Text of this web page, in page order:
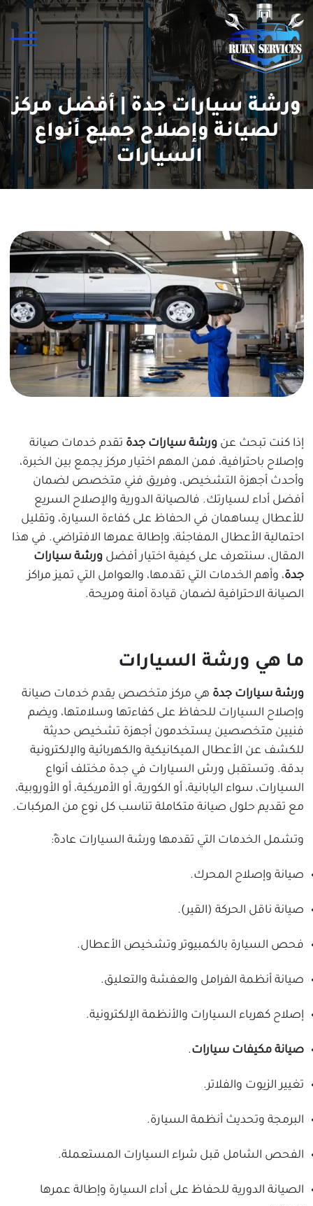
ورشة سيارات جدة | أفضل مركز
لصيانة وإصلاح جميع أنواع
السيارات
إذا كنت تبحث عنورشة سيارات جدة تقدم خدمات صيانة
وإصلاح باحترافية، فمن المهم اختيار مركز يجمع بين الخبرة،
وأحدث أجهزة التشخيص، وفريق فني متخصص لضمان
أفضل أداء لسيارتك. فالصيانة الدورية والإصلاح السريع
للأعطال يساهمان في الحفاظ على كفاءة السيارة، وتقليل
احتمالية الأعطال المفاجئة، وإطالة عمرها الافتراضي. في هذا
المقال، سنتعرف على كيفية اختيار أفضلورشة سيارات
جدة، وأهم الخدمات التي تقدمها، والعوامل التي تميز مراكز
الصيانة الاحترافية لضمان قيادة آمنة ومريحة.
ما هي ورشة السيارات
ورشة سيارات جدة هي مركز متخصص يقدم خدمات صيانة
وإصلاح السيارات للحفاظ على كفاءتها وسلامتها، ويضم
فنيين متخصصين يستخدمون أجهزة تشخيص حديثة
للكشف عن الأعطال الميكانيكية والكهربائية والإلكترونية
بدقة. وتستقبل ورش السيارات في جدة مختلف أنواع
السيارات، سواء اليابانية، أو الكورية، أو الأمريكية، أو الأوروبية،
مع تقديم حلول صيانة متكاملة تناسب كل نوع من المركبات.
وتشمل الخدمات التي تقدمها ورشة السيارات عادةً:
صيانة وإصلاح المحرك.
صيانة ناقل الحركة (القير).
فحص السيارة بالكمبيوتر وتشخيص الأعطال.
صيانة أنظمة الفرامل والعفشة والتعليق.
إصلاح كهرباء السيارات والأنظمة الإلكترونية.
صيانة مكيفات سيارات.
تغيير الزيوت والفلاتر.
البرمجة وتحديث أنظمة السيارة.
الفحص الشامل قبل شراء السيارات المستعملة.
الصيانة الدورية للحفاظ على أداء السيارة وإطالة عمرها